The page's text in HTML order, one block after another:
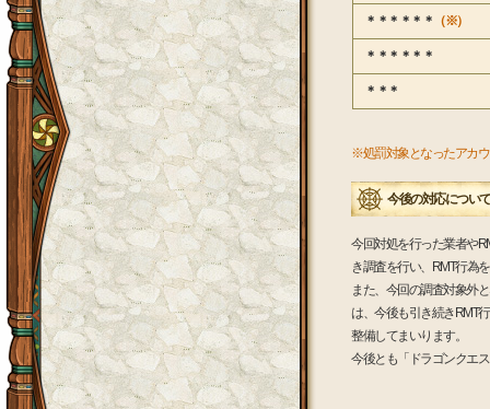
＊＊＊＊＊＊ （※）
＊＊＊＊＊＊
＊＊＊
※処罰対象となったアカ
今後の対応について
今回対処を行った業者や
き調査を行い、RMT行為
また、今回の調査対象外
は、今後も引き続きRMT
整備してまいります。
今後とも「ドラゴンクエ